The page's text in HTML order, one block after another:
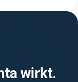
schreib — wir
wirkt.